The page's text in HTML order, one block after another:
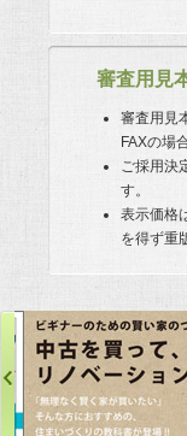
審査用見
審査用見
FAXの場
ご採用決
す。
表示価格
を得ず重